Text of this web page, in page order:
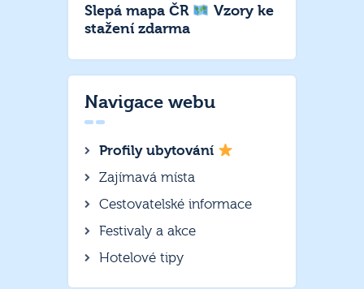
Slepá mapa ČR
Vzory ke
stažení zdarma
Navigace webu
Profily ubytování
Zajímavá místa
Cestovatelské informace
Festivaly a akce
Hotelové tipy